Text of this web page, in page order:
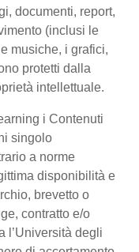
documenti, report,
(inclusi le
musiche, i grafici,
protetti dalla
intellettuale.
i Contenuti
singolo
a norme
disponibilità e
brevetto o
contratto e/o
l’Università degli